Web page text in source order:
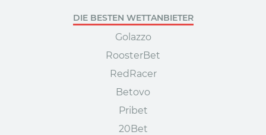
DIE BESTEN WETTANBIETER
Golazzo
RoosterBet
RedRacer
Betovo
Pribet
20Bet